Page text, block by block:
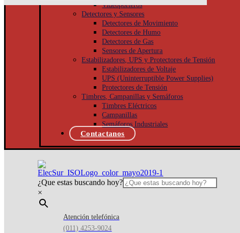
Videoporteros
Detectores y Sensores
Detectores de Movimiento
Detectores de Humo
Detectores de Gas
Sensores de Apertura
Estabilizadores, UPS y Protectores de Tensión
Estabilizadores de Voltaje
UPS (Uninterruptible Power Supplies)
Protectores de Tensión
Timbres, Campanillas y Semáforos
Timbres Eléctricos
Campanillas
Semáforos Industriales
Contactanos
¿Que estas buscando hoy?
×
Atención telefónica
(011) 4253-9024